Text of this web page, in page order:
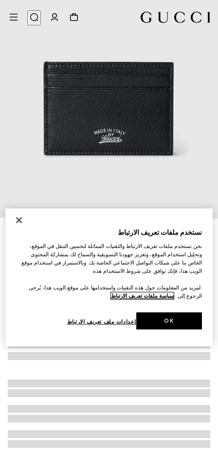
حافظة البطاقات Lira
SAR 1,250
تنويعات جلد باللون الأسود
نستخدم ملفات تعريف الارتباط
نحن نستخدم ملفات تعريف الارتباط والتقنيات المماثلة لتحسين التنقل في الموقع،
وتحليل استخدام الموقع، وتعزيز جهودنا التسويقية والسماح لك بمشاركة المحتوى
الخاص بنا على شبكات التواصل الاجتماعي الخاصة بك. وبالاستمرار في استخدام موقع
الويب هذا، فإنك توافق على شروط الاستخدام هذه.
.لمزيد من المعلومات حول هذه التقنيات واستخدامها على موقع الويب هذا، يُرجى
الرجوع إلى سياسة ملفات تعريف الارتباط
إعدادات ملف تعريف الارتباط OK